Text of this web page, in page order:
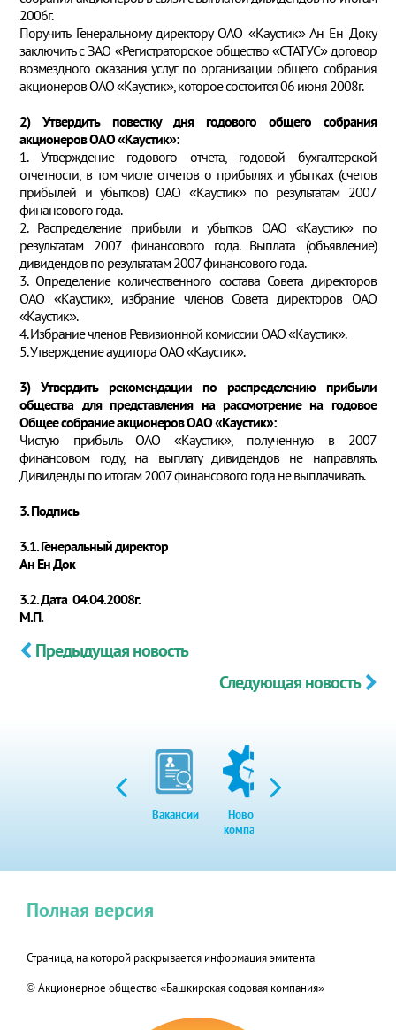
2006г.
Поручить Генеральному директору ОАО «Каустик» Ан Ен Доку
заключить с ЗАО «Регистраторское общество «СТАТУС» договор
возмездного оказания услуг по организации общего собрания
акционеров ОАО «Каустик», которое состоится 06 июня 2008г.
2) Утвердить повестку дня годового общего собрания
акционеров ОАО «Каустик»:
1. Утверждение годового отчета, годовой бухгалтерской
отчетности, в том числе отчетов о прибылях и убытках (счетов
прибылей и убытков) ОАО «Каустик» по результатам 2007
финансового года.
2. Распределение прибыли и убытков ОАО «Каустик» по
результатам 2007 финансового года. Выплата (объявление)
дивидендов по результатам 2007 финансового года.
3. Определение количественного состава Совета директоров
ОАО «Каустик», избрание членов Совета директоров ОАО
«Каустик».
4. Избрание членов Ревизионной комиссии ОАО «Каустик».
5. Утверждение аудитора ОАО «Каустик».
3) Утвердить рекомендации по распределению прибыли
общества для представления на рассмотрение на годовое
Общее собрание акционеров ОАО «Каустик»:
Чистую прибыль ОАО «Каустик», полученную в 2007
финансовом году, на выплату дивидендов не направлять.
Дивиденды по итогам 2007 финансового года не выплачивать.
3. Подпись
3.1. Генеральный директор
Ан Ен Док
3.2. Дата 04.04.2008г.
М.П.
Предыдущая новость
Следующая новость
Вакансии
Новости
компании
Страница, на которой раскрывается информация эмитента
© Акционерное общество «Башкирская содовая компания»
Полная версия